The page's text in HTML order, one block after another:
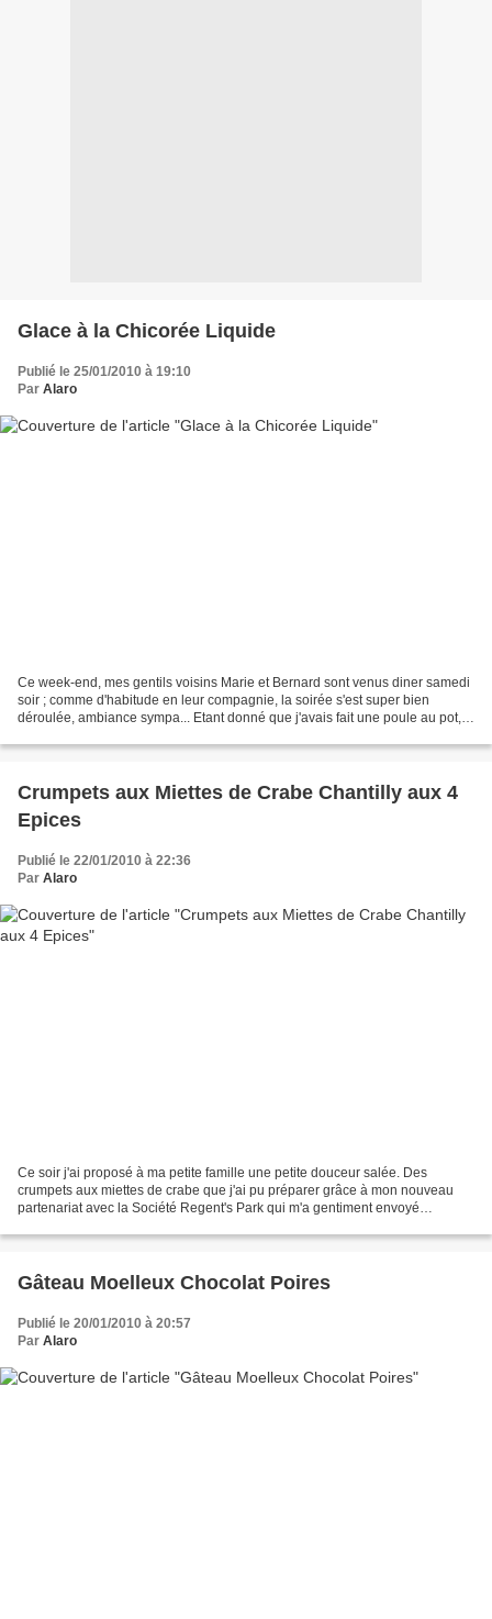
Glace à la Chicorée Liquide
Publié le 25/01/2010 à 19:10
Par Alaro
Ce week-end, mes gentils voisins Marie et Bernard sont venus diner samedi
soir ; comme d'habitude en leur compagnie, la soirée s'est super bien
déroulée, ambiance sympa... Etant donné que j'avais fait une poule au pot,
Crumpets aux Miettes de Crabe Chantilly aux 4
Epices
Publié le 22/01/2010 à 22:36
Par Alaro
Ce soir j'ai proposé à ma petite famille une petite douceur salée. Des
crumpets aux miettes de crabe que j'ai pu préparer grâce à mon nouveau
partenariat avec la Société Regent's Park qui m'a gentiment envoyé
Gâteau Moelleux Chocolat Poires
Publié le 20/01/2010 à 20:57
Par Alaro